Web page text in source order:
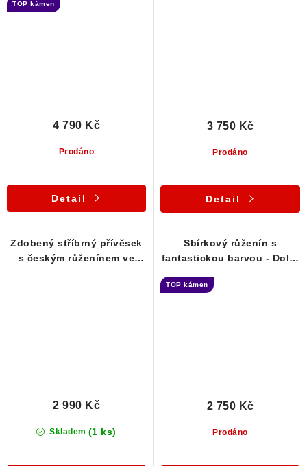
TOP kámen
Prodáno
4 790 Kč
Detail
Prodáno
3 750 Kč
Detail
Zdobený stříbrný přívěsek
s českým růženínem ve
Skladem (1 ks)
2 990 Kč
Sbírkový růženín s
fantastickou barvou - Dolní
TOP kámen
Prodáno
2 750 Kč